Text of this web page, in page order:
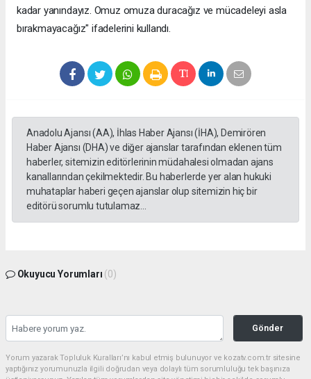
kadar yanındayız. Omuz omuza duracağız ve mücadeleyi asla
bırakmayacağız" ifadelerini kullandı.
Anadolu Ajansı (AA), İhlas Haber Ajansı (İHA), Demirören
Haber Ajansı (DHA) ve diğer ajanslar tarafından eklenen tüm
haberler, sitemizin editörlerinin müdahalesi olmadan ajans
kanallarından çekilmektedir. Bu haberlerde yer alan hukuki
muhataplar haberi geçen ajanslar olup sitemizin hiç bir
editörü sorumlu tutulamaz...
Okuyucu Yorumları (0)
Gönder
Yorum yazarak Topluluk Kuralları’nı kabul etmiş bulunuyor ve kozatv.com.tr sitesine
yaptığınız yorumunuzla ilgili doğrudan veya dolaylı tüm sorumluluğu tek başınıza